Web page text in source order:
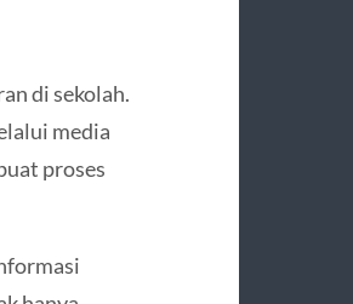
di sekolah.
media
proses